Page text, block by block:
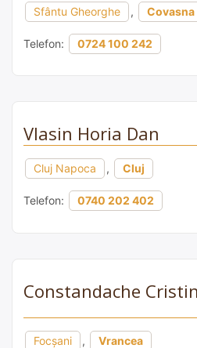
Sfântu Gheorghe , Covasna
Telefon: 0724 100 242
Vlasin Horia Dan
Cluj Napoca , Cluj
Telefon: 0740 202 402
Constandache
Focșani , Vrancea